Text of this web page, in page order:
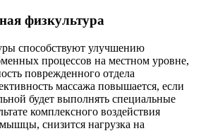
физкультура
способствуют улучшению
процессов на местном уровне,
поврежденного отдела
массажа повышается, если
будет выполнять специальные
комплексного воздействия
снизится нагрузка на